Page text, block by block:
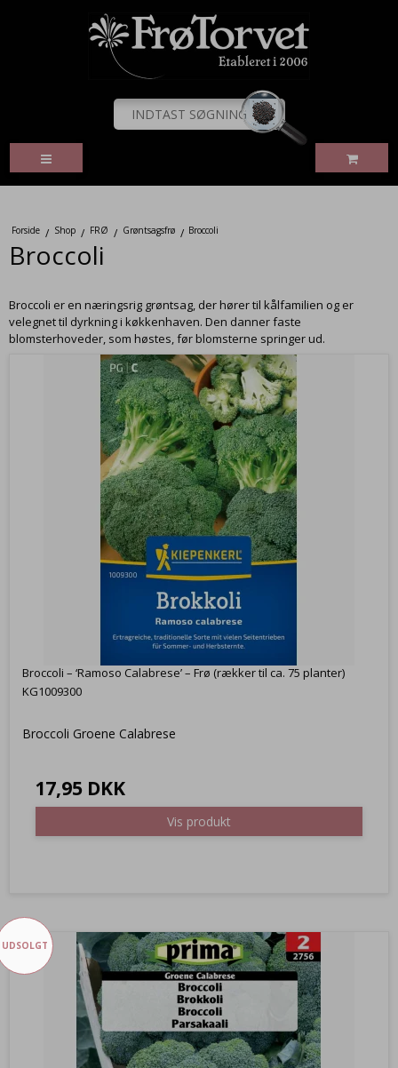
Forside / Shop / FRØ / Grøntsagsfrø / Broccoli
Broccoli
Broccoli er en næringsrig grøntsag, der hører til kålfamilien og er
velegnet til dyrkning i køkkenhaven. Den danner faste
blomsterhoveder, som høstes, før blomsterne springer ud.
Broccoli – ‘Ramoso Calabrese’ – Frø (rækker til ca. 75 planter)
KG1009300
Broccoli Groene Calabrese
17,95 DKK
Vis produkt
UDSOLGT